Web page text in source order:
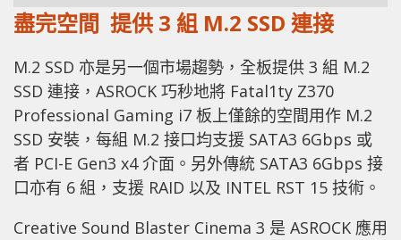
盡完空間 提供 3 組 M.2 SSD 連接
M.2 SSD 亦是另一個市場趨勢，全板提供 3 組 M.2
SSD 連接，ASROCK 巧秒地將 Fatal1ty Z370
Professional Gaming i7 板上僅餘的空間用作 M.2
SSD 安裝，每組 M.2 接口均支援 SATA3 6Gbps 或
者 PCI-E Gen3 x4 介面。另外傳統 SATA3 6Gbps 接
口亦有 6 組，支援 RAID 以及 INTEL RST 15 技術。
Creative Sound Blaster Cinema 3 是 ASROCK 應用